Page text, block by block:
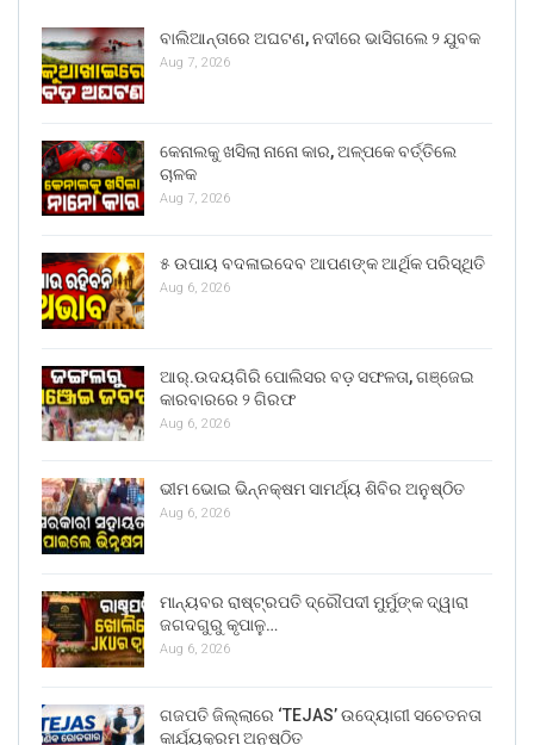
ବାଲିଆନ୍ତାରେ ଅଘଟଣ, ନଦୀରେ ଭାସିଗଲେ ୨ ଯୁବକ
Aug 7, 2026
କେନାଲକୁ ଖସିଲା ନାନୋ କାର, ଅଳ୍ପକେ ବର୍ତ୍ତିଲେ
ଚାଳକ
Aug 7, 2026
୫ ଉପାୟ ବଦଳାଇଦେବ ଆପଣଙ୍କ ଆର୍ଥିକ ପରିସ୍ଥିତି
Aug 6, 2026
ଆର୍.ଉଦୟଗିରି ପୋଲିସର ବଡ଼ ସଫଳତା, ଗଞ୍ଜେଇ
କାରବାରରେ ୨ ଗିରଫ
Aug 6, 2026
ଭୀମ ଭୋଇ ଭିନ୍ନକ୍ଷମ ସାମର୍ଥ୍ୟ ଶିବିର ଅନୁଷ୍ଠିତ
Aug 6, 2026
ମାନ୍ୟବର ରାଷ୍ଟ୍ରପତି ଦ୍ରୌପଦୀ ମୁର୍ମୁଙ୍କ ଦ୍ୱାରା
ଜଗଦଗୁରୁ କୃପାଳୁ…
Aug 6, 2026
ଗଜପତି ଜିଲ୍ଲାରେ ‘TEJAS’ ଉଦ୍ୟୋଗୀ ସଚେତନତା
କାର୍ଯ୍ୟକ୍ରମ ଅନୁଷ୍ଠିତ